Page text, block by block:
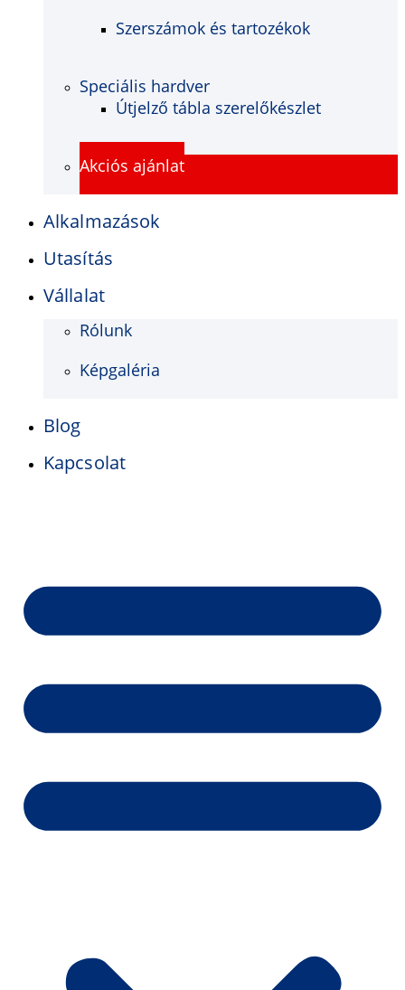
Szerszámok és tartozékok
Speciális hardver
Útjelző tábla szerelőkészlet
Akciós ajánlat
Alkalmazások
Utasítás
Vállalat
Rólunk
Képgaléria
Blog
Kapcsolat